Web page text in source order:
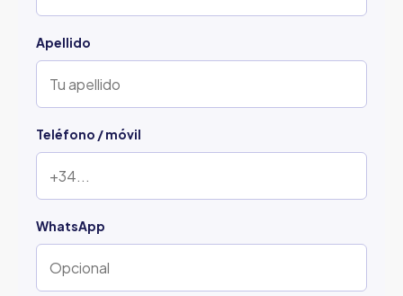
Apellido
Teléfono / móvil
WhatsApp